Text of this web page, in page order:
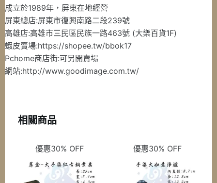
成立於1989年，屏東在地經營
屏東總店:屏東市復興南路二段239號
高雄店:高雄市三民區民族一路463號 (大樂百貨1F)
蝦皮賣場:https://shopee.tw/bbok17
Pchome商店街:可另開賣場
網站:http://www.goodimage.com.tw/
相關商品
優惠30% OFF 優惠30% OFF